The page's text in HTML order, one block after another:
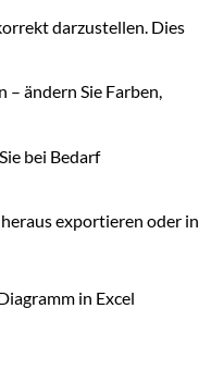
darzustellen. Dies
– ändern Sie Farben,
bei Bedarf
exportieren oder in
in Excel